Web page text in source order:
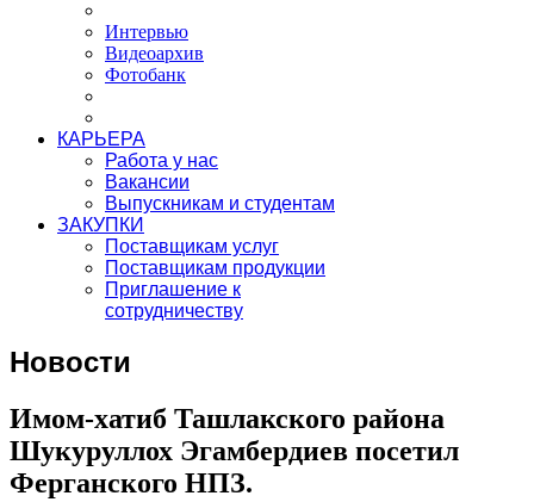
Интервью
Видеоархив
Фотобанк
КАРЬЕРА
Работа у нас
Вакансии
Выпускникам и студентам
ЗАКУПКИ
Поставщикам услуг
Поставщикам продукции
Приглашение к
сотрудничеству
Новости
Имом-хатиб Ташлакского района
Шукуруллох Эгамбердиев посетил
Ферганского НПЗ.